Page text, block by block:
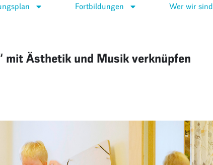
Fortbildungen Wer wir sind
Ästhetik und Musik verknüpfen